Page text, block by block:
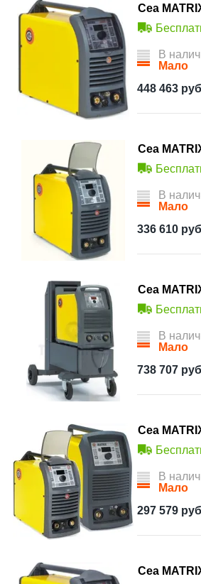
Cea
В
Мало
448 463
Cea
В
Мало
336 610
Cea
В
Мало
738 707
Cea
В
Мало
297 579
Cea